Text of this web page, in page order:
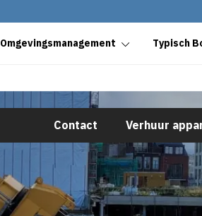
Omgevingsmanagement Typisch
Contact Verhuur